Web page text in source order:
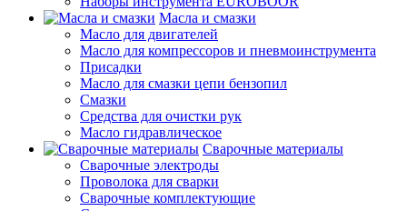
Масла и смазки
Масло для двигателей
Масло для компрессоров и пневмоинструмента
Присадки
Масло для смазки цепи бензопил
Смазки
Средства для очистки рук
Масло гидравлическое
Сварочные материалы
Сварочные электроды
Проволока для сварки
Сварочные комплектующие